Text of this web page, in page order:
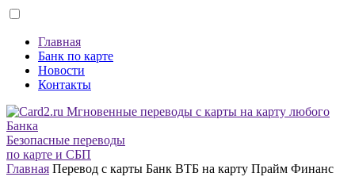
Главная
Банк по карте
Новости
Контакты
Безопасные переводы
по карте и СБП
Главная Перевод с карты Банк ВТБ на карту Прайм Финанс